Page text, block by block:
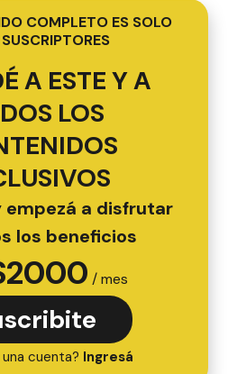
COMPLETO ES SOLO
A ESTE Y A
LOS
empezá a disfrutar
los beneficios
2000 / mes
cuenta? Ingresá